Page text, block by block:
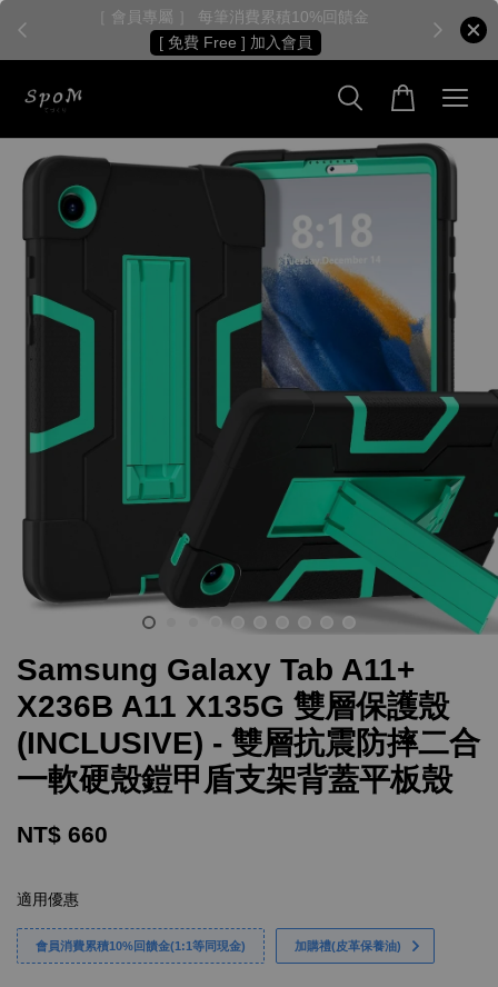
［ 會員專屬 ］ 每筆消費累積10%回饋金
[ 免費 Free ] 加入會員
Samsung Galaxy Tab A11+
X236B A11 X135G 雙層保護殼
(INCLUSIVE) - 雙層抗震防摔二合
一軟硬殼鎧甲盾支架背蓋平板殼
NT$ 660
適用優惠
會員消費累積10%回饋金(1:1等同現金) 加購禮(皮革保養油)